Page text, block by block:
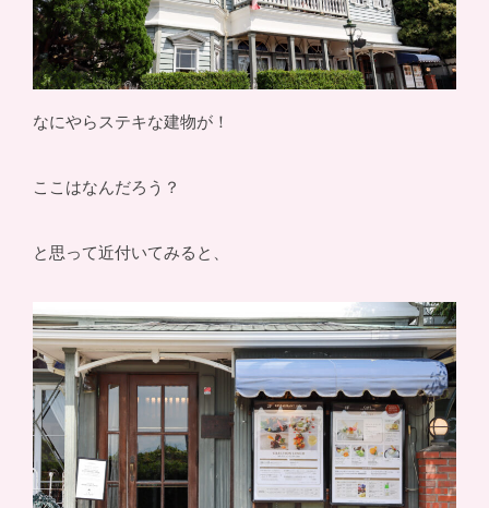
なにやらステキな建物が！
ここはなんだろう？
と思って近付いてみると、